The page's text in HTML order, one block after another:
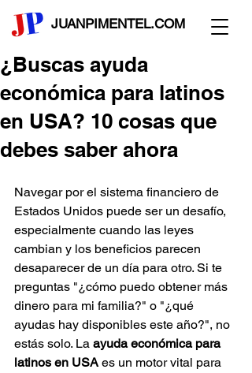
JUANPIMENTEL.COM
¿Buscas ayuda
económica para latinos
en USA? 10 cosas que
debes saber ahora
Navegar por el sistema financiero de
Estados Unidos puede ser un desafío,
especialmente cuando las leyes
cambian y los beneficios parecen
desaparecer de un día para otro. Si te
preguntas "¿cómo puedo obtener más
dinero para mi familia?" o "¿qué
ayudas hay disponibles este año?", no
estás solo. La ayuda económica para
latinos en USA es un motor vital para